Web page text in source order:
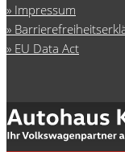
Impressum
EU Data Act